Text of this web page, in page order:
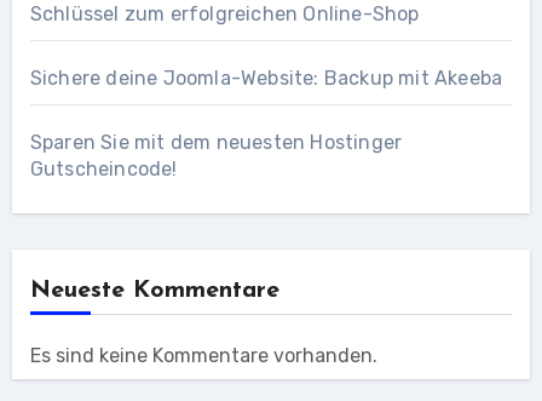
Schlüssel zum erfolgreichen Online-Shop
Sichere deine Joomla-Website: Backup mit Akeeba
Sparen Sie mit dem neuesten Hostinger
Gutscheincode!
Neueste Kommentare
Es sind keine Kommentare vorhanden.